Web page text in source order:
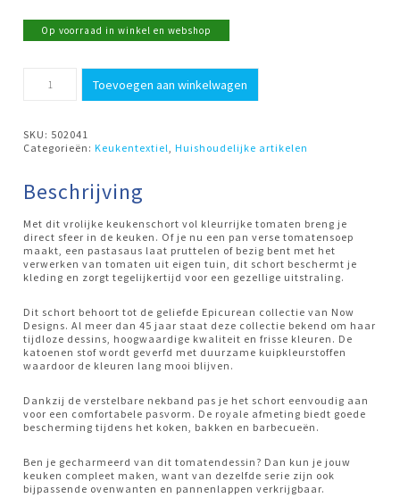
Op voorraad in winkel en webshop
Heirlom
aantal
Toevoegen aan winkelwagen
SKU: 502041
Categorieën:Keukentextiel ,Huishoudelijke artikelen
Beschrijving
Met dit vrolijke keukenschort vol kleurrijke tomaten breng je
direct sfeer in de keuken. Of je nu een pan verse tomatensoep
maakt, een pastasaus laat pruttelen of bezig bent met het
verwerken van tomaten uit eigen tuin, dit schort beschermt je
kleding en zorgt tegelijkertijd voor een gezellige uitstraling.
Dit schort behoort tot de geliefde Epicurean collectie van Now
Designs. Al meer dan 45 jaar staat deze collectie bekend om haar
tijdloze dessins, hoogwaardige kwaliteit en frisse kleuren. De
katoenen stof wordt geverfd met duurzame kuipkleurstoffen
waardoor de kleuren lang mooi blijven.
Dankzij de verstelbare nekband pas je het schort eenvoudig aan
voor een comfortabele pasvorm. De royale afmeting biedt goede
bescherming tijdens het koken, bakken en barbecueën.
Ben je gecharmeerd van dit tomatendessin? Dan kun je jouw
keuken compleet maken, want van dezelfde serie zijn ook
bijpassende ovenwanten en pannenlappen verkrijgbaar.